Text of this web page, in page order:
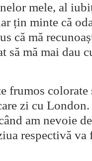
mele, al
țin minte că
că mă
să mă mai dau
frumos
zi cu
am nevoie
respectivă va